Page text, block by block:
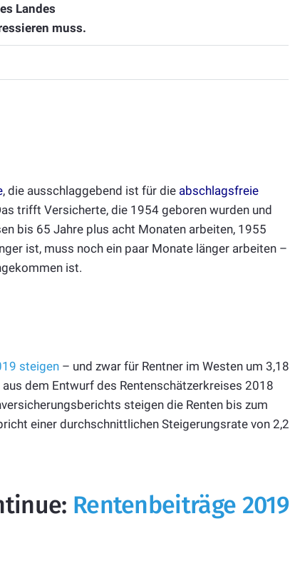
Landes
muss.
, die ausschlaggebend ist für die abschlagsfreie
trifft Versicherte, die 1954 geboren wurden und
bis 65 Jahre plus acht Monaten arbeiten, 1955
ist, muss noch ein paar Monate länger arbeiten –
ist.
steigen – und zwar für Rentner im Westen um 3,18
dem Entwurf des Rentenschätzerkreises 2018
steigen die Renten bis zum
einer durchschnittlichen Steigerungsrate von 2,2
Rentenbeiträge 2019